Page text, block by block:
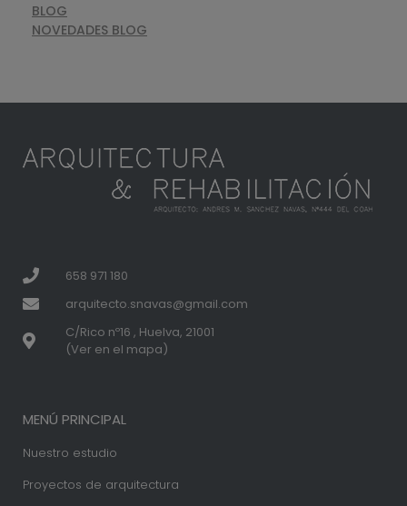
BLOG
NOVEDADES BLOG
658 971 180
arquitecto.snavas@gmail.com
C/Rico nº16 , Huelva, 21001
(Ver en el mapa)
MENÚ PRINCIPAL
Nuestro estudio
Proyectos de arquitectura